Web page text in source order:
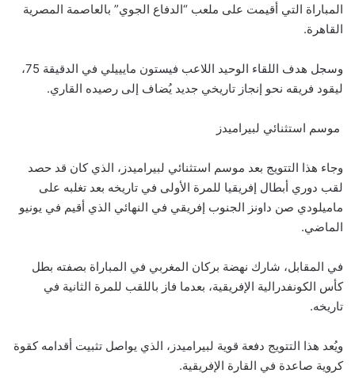
المباراة التي أقيمت على ملعب “الدفاع الجوي” بالعاصمة المصرية
القاهرة.
وسجل هدف اللقاء الوحيد اللاعب فيستون مايييلي في الدقيقة 75،
ليقود فريقه نحو إنجاز تاريخي جديد يُضاف إلى رصيده القاري.
موسم استثنائي لبيراميدز
وجاء هذا التتويج بعد موسم استثنائي لبيراميدز، الذي كان قد حصد
لقب دوري أبطال إفريقيا للمرة الأولى في تاريخه بعد تغلبه على
ماميلودي صن داونز الجنوب إفريقي في النهائي الذي أقيم في يونيو
الماضي.
في المقابل، شارك نهضة بركان المغربي في المباراة بصفته بطل
كأس الكونفدرالية الإفريقية، بعدما فاز باللقب للمرة الثانية في
تاريخه.
ويُعد هذا التتويج دفعة قوية لبيراميدز، الذي يواصل تثبيت أقدامه كقوة
كروية صاعدة في القارة الإفريقية.